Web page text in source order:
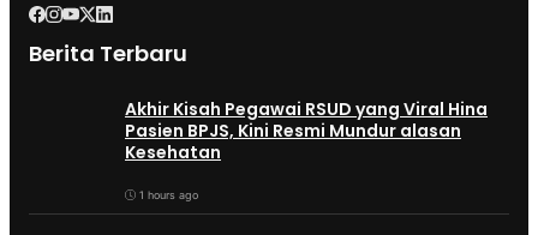
Berita Terbaru
Akhir Kisah Pegawai RSUD yang Viral Hina
Pasien BPJS, Kini Resmi Mundur alasan
Kesehatan
1 hours ago